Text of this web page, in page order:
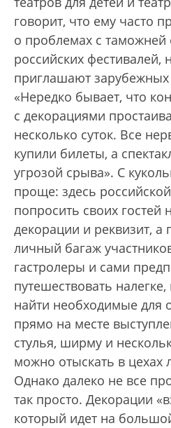
говорит, что ему часто
о проблемах с таможней
российских фестивалей,
приглашают зарубежных
«Нередко бывает, что
с декорациями
несколько суток. Все
купили билеты, а
угрозой срыва». С
проще: здесь
попросить своих гостей
декорации и реквизит, а
личный багаж
гастролеры и сами
путешествовать
найти необходимые для
прямо на месте
стулья, ширму и
можно оты­скать в цехах
Однако далеко не все
так просто. Декорации
который идет на